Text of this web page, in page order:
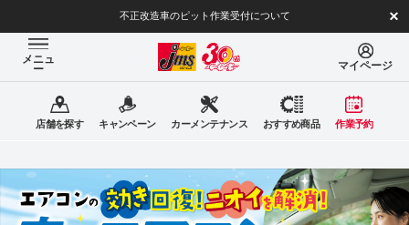
不正改造車のピット作業受付について
メニュ
ー マイページ
店舗を探す キャンペーン カーメンテナンス おすすめ商品 作業予約